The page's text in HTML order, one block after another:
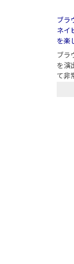
ブラ
ネイ
を楽
ブラ
を演
て非